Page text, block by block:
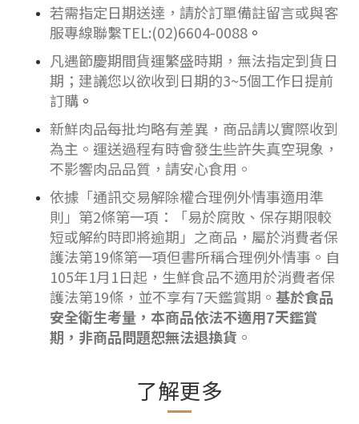
若需指定日期送達，請於訂單備註留言或與客
服專線聯繫TEL:(02)6604-0088 。
凡遇節慶期間貨運繁盛時期，無法指定到貨日
期；建議您以欲收到日期的3~5個工作日提前
訂購 。
新鮮肉品每批均略有差異，商品請以實際收到
為主。運送過程有時會發生些許失真空現象，
不影響肉品品質，請安心食用。
依據「通訊交易解除權合理例外情事適用準
則」第2條第一項：「易於腐敗、保存期限較
短或解約時即將逾期」之商品，屬於消費者保
護法第19條第一項但書所稱合理例外情事。自
105年1月1日起，生鮮食品不適用於消費者保
護法第19條，並不享有7天鑑賞期。 基於食品
安全衛生考量，本商品依法不適用7天鑑賞
期，非商品問題恕無法退換貨 。
了解更多